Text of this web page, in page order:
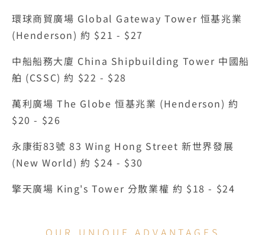
環球商貿廣場 Global Gateway Tower 恒基兆業
(Henderson) 約 $21 - $27
中船船務大廈 China Shipbuilding Tower 中國船
舶 (CSSC) 約 $22 - $28
萬利廣場 The Globe 恒基兆業 (Henderson) 約
$20 - $26
永康街83號 83 Wing Hong Street 新世界發展
(New World) 約 $24 - $30
擎天廣場 King's Tower 分散業權 約 $18 - $24
OUR UNIQUE ADVANTAGES